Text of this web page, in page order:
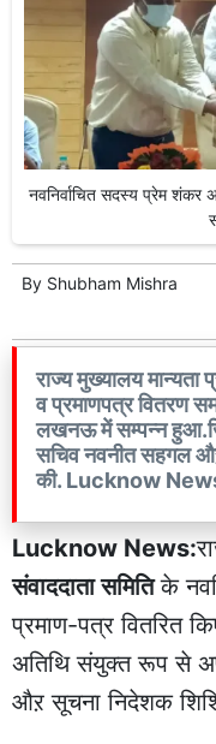
नवनिर्वाचित सदस्य प्रेम शंकर
By Shubham Mishra
राज्य मुख्यालय मान्यता
व प्रमाणपत्र वितरण
लखनऊ में सम्पन्न
सचिव नवनीत सहगल
की. Lucknow
Lucknow News:
संवाददाता समितिके
प्रमाण-पत्र वितरित
अतिथि संयुक्त रूप से
औऱ सूचना निदेशक